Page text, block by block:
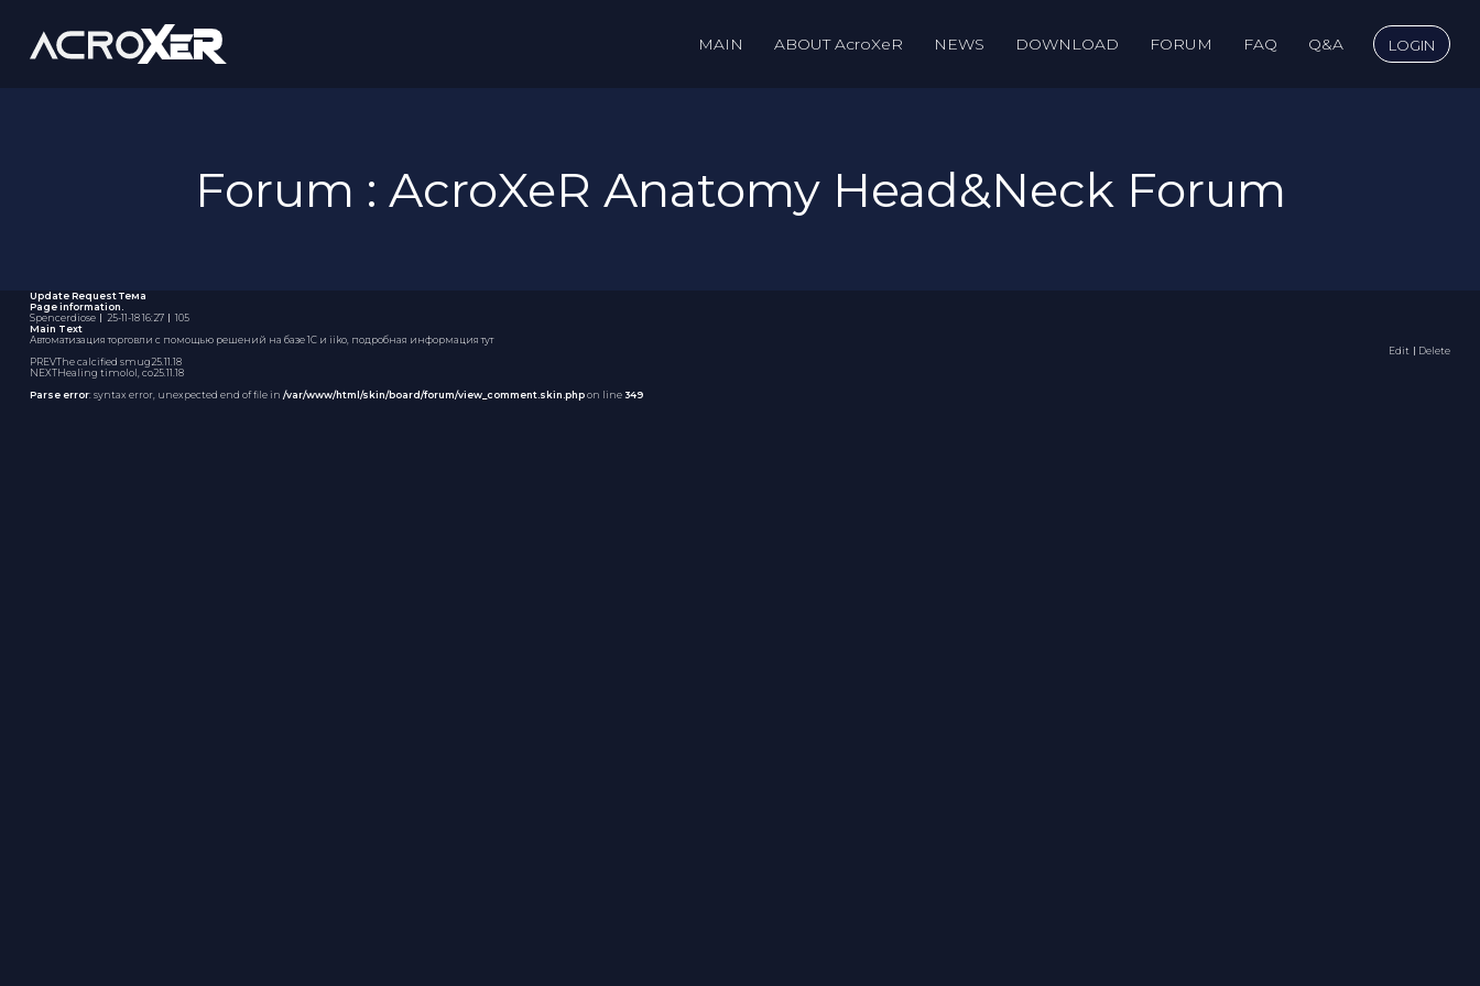
MAIN ABOUT AcroXeR NEWS DOWNLOAD FORUM FAQ Q&A LOGIN
Forum : AcroXeR Anatomy Head&Neck Forum
Update Request Тема
Page information.
Spencerdiose｜ 25-11-18 16:27｜ 105
Main Text
Автоматизация торговли с помощью решений на базе 1С и iiko, подробная информация тут
Edit ｜Delete
PREVThe calcified smug25.11.18
NEXTHealing timolol, co25.11.18
Parse error: syntax error, unexpected end of file in /var/www/html/skin/board/forum/view_comment.skin.phpon line 349